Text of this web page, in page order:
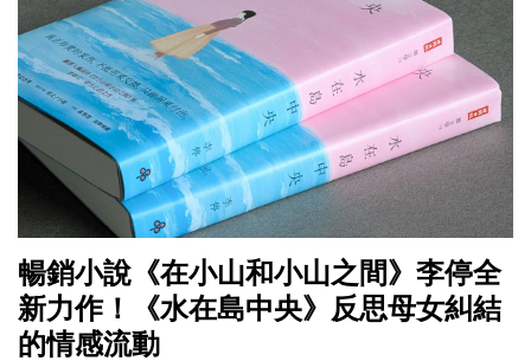
暢銷小說《在小山和小山之間》李停全
新力作！《水在島中央》反思母女糾結
的情感流動